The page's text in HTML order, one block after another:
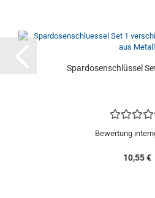
Spardosenschlüssel
Bewertung
10,55 €